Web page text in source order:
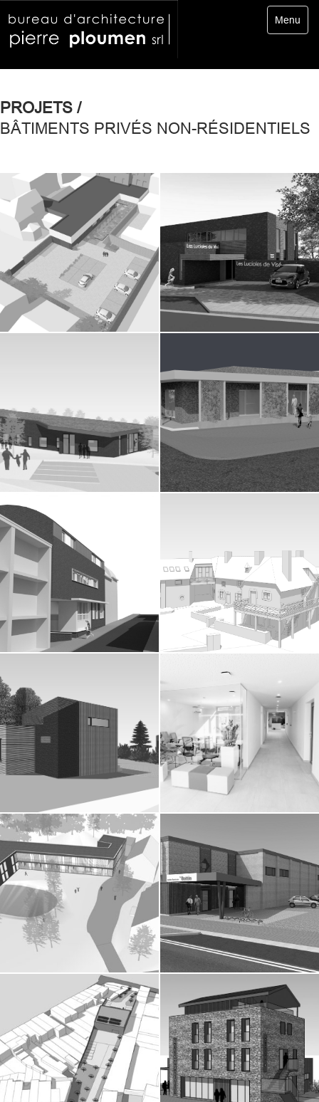
Toggle
Menu
PROJETS /
BÂTIMENTS PRIVÉS NON-RÉSIDENTIELS